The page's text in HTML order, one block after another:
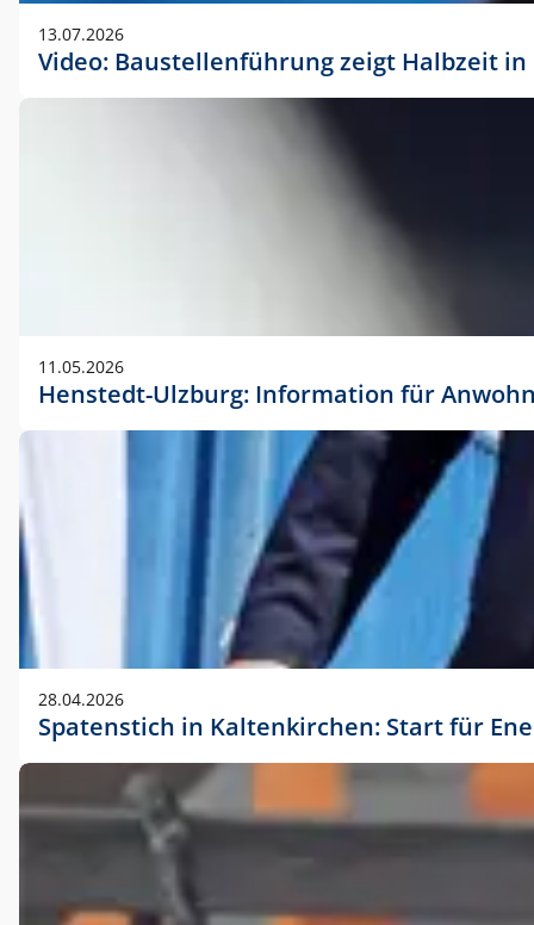
13.07.2026
Video: Baustellenführung zeigt Halbzeit
11.05.2026
Henstedt-Ulzburg: Information für
28.04.2026
Spatenstich in Kaltenkirchen: Start für